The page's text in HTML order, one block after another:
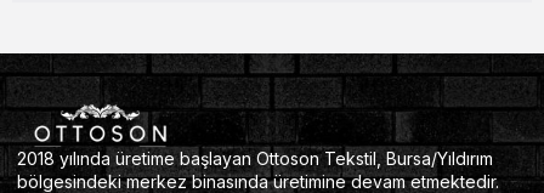
2018 yılında üretime başlayan Ottoson Tekstil, Bursa/Yıldırım
bölgesindeki merkez binasında üretimine devam etmektedir.